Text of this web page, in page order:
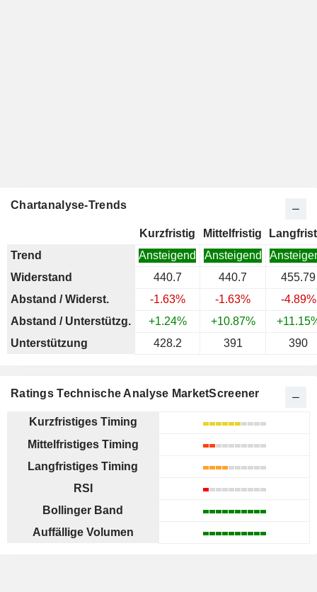
Chartanalyse-Trends
Kurzfristig Mittelfristig
Trend
Ansteigend Ansteigend
Widerstand
440.7 440.7
455.79
Abstand / Widerst.
-1.63% -1.63%
-4.89%
Abstand / Unterstützg.
+1.24% +10.87%
Unterstützung
428.2 391 390
Ratings Technische Analyse MarketScreener
Kurzfristiges Timing
Mittelfristiges Timing
Langfristiges Timing
RSI
Bollinger Band
Auffällige Volumen